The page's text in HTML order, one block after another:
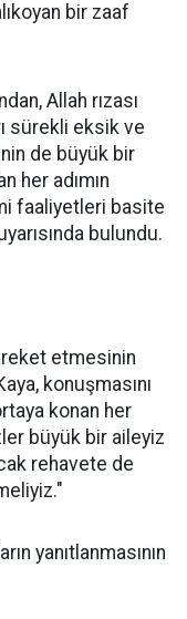
bir zaaf
Allah rızası
sürekli eksik ve
de büyük bir
her adımın
faaliyetleri basite
bulundu.
etmesinin
konuşmasını
konan her
büyük bir aileyiz
rehavete de
yanıtlanmasının